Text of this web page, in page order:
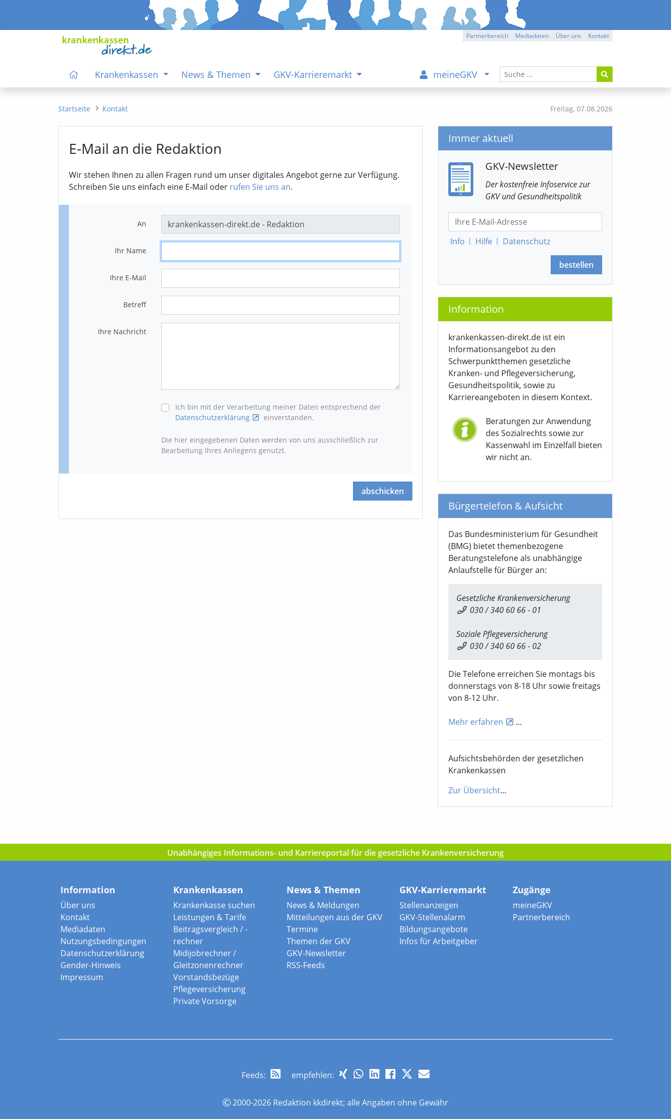
Partnerbereich Mediadaten Über uns Kontakt
Krankenkassen News & Themen GKV-Karrieremarkt meineGKV
Freitag, 07.08.2026
Startseite Kontakt
E-Mail an die Redaktion
Wir stehen Ihnen zu allen Fragen rund um unser digitales Angebot gerne zur Verfügung.
Schreiben Sie uns einfach eine E-Mail oder rufen Sie uns an.
An
Ihr Name
Ihre E-Mail
Betreff
Ihre Nachricht
Ich bin mit der Verarbeitung meiner Daten entsprechend der
Datenschutzerklärung
einverstanden.
Die hier eingegebenen Daten werden von uns ausschließlich zur
Bearbeitung Ihres Anliegens genutzt.
abschicken
Immer aktuell
GKV-Newsletter
Der kostenfreie Infoservicezur
GKVund Gesundheitspolitik
Info | Hilfe | Datenschutz
bestellen
Information
krankenkassen-direkt.de ist ein
Informationsangebot zu den
Schwerpunktthemen gesetzliche
Kranken- und Pflegeversicherung,
Gesundheitspolitik, sowie zu
Karriereangeboten in diesem Kontext.
Beratungen zur Anwendung
des Sozialrechts sowie zur
Kassenwahl im Einzelfall bieten
wir nicht an.
Bürgertelefon & Aufsicht
Das Bundesministerium für Gesundheit
(BMG) bietet themenbezogene
Beratungstelefone als unabhängige
Anlaufstelle für Bürger an:
Gesetzliche Krankenversicherung
030 / 340 60 66 - 01
Soziale Pflegeversicherung
030 / 340 60 66 - 02
Die Telefone erreichen Sie montags bis
donnerstags von 8-18 Uhr sowie freitags
von 8-12 Uhr.
Mehr erfahren ...
Aufsichtsbehörden der gesetzlichen
Krankenkassen
Zur Übersicht...
Unabhängiges Informations- und Karriereportal für die gesetzliche Krankenversicherung
Information
Über uns
Kontakt
Mediadaten
Nutzungsbedingungen
Datenschutzerklärung
Gender-Hinweis
Impressum
Krankenkassen
Krankenkasse suchen
Leistungen & Tarife
Beitragsvergleich / -
rechner
Midijobrechner /
Gleitzonenrechner
Vorstandsbezüge
Pflegeversicherung
Private Vorsorge
News & Themen
News & Meldungen
Mitteilungen aus der GKV
Termine
Themen der GKV
GKV-Newsletter
RSS-Feeds
GKV-Karrieremarkt
Stellenanzeigen
GKV-Stellenalarm
Bildungsangebote
Infos für Arbeitgeber
Zugänge
meineGKV
Partnerbereich
Feeds: empfehlen:
2000-2026 Redaktion kkdirekt; alle Angaben ohne Gewähr